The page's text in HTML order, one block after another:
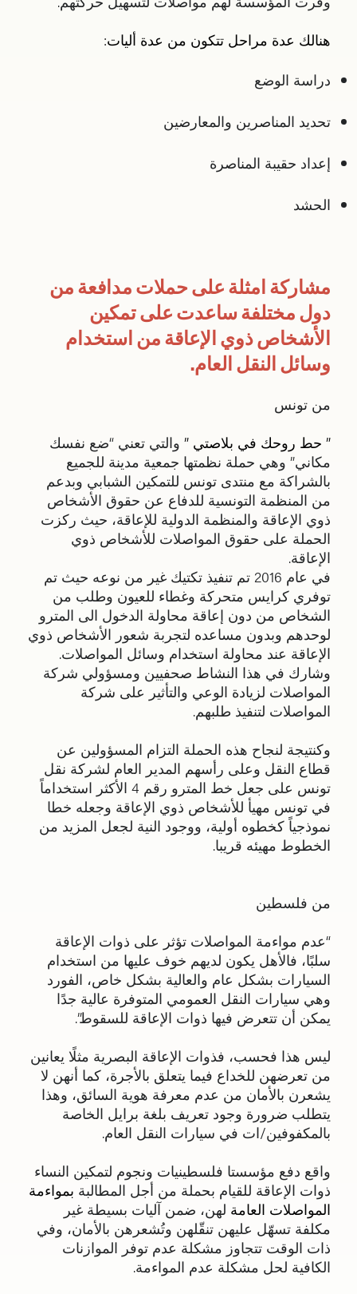
هنالك عدة مراحل تتكون من عدة أليات:
دراسة الوضع
تحديد المناصرين والمعارضين
إعداد حقيبة المناصرة
الحشد
مشاركة امثلة على حملات مدافعة من
دول مختلفة ساعدت على تمكين
الأشخاص ذوي الإعاقة من استخدام
وسائل النقل العام.
من تونس
” حط روحك في بلاصتي ” والتي تعني “ضع نفسك
مكاني” وهي حملة نظمتها جمعية مدينة للجميع
بالشراكة مع منتدى تونس للتمكين الشبابي وبدعم
من المنظمة التونسية للدفاع عن حقوق الأشخاص
ذوي الإعاقة والمنظمة الدولية للإعاقة، حيث ركزت
الحملة على حقوق المواصلات للأشخاص ذوي
الإعاقة.
في عام 2016 تم تنفيذ تكتيك غير من نوعه حيث تم
توفري كرايس متحركة وغطاء للعيون وطلب من
الشخاص من دون إعاقة محاولة الدخول الى المترو
لوحدهم وبدون مساعده لتجربة شعور الأشخاص ذوي
الإعاقة عند محاولة استخدام وسائل المواصلات.
وشارك في هذا النشاط صحفيين ومسؤولي شركة
المواصلات لزيادة الوعي والتأثير على شركة
المواصلات لتنفيذ طلبهم.
وكنتيجة لنجاح هذه الحملة التزام المسؤولين عن
قطاع النقل وعلى رأسهم المدير العام لشركة نقل
تونس على جعل خط المترو رقم 4 الأكثر استخداماً
في تونس مهيأ للأشخاص ذوي الإعاقة وجعله خطا
نموذجياً كخطوه أولية، ووجود النية لجعل المزيد من
الخطوط مهيئه قريبا.
من فلسطين
“عدم مواءمة المواصلات تؤثر على ذوات الإعاقة
سلبًا، فالأهل يكون لديهم خوف عليها من استخدام
السيارات بشكل عام والعالية بشكل خاص، الفورد
وهي سيارات النقل العمومي المتوفرة عالية جدًا
يمكن أن تتعرض فيها ذوات الإعاقة للسقوط”.
ليس هذا فحسب، فذوات الإعاقة البصرية مثلًا يعانين
من تعرضهن للخداع فيما يتعلق بالأجرة، كما أنهن لا
يشعرن بالأمان من عدم معرفة هوية السائق، وهذا
يتطلب ضرورة وجود تعريف بلغة برايل الخاصة
بالمكفوفين/ات في سيارات النقل العام.
واقع دفع مؤسستا فلسطينيات ونجوم لتمكين النساء
ذوات الإعاقة للقيام بحملة من أجل المطالبة بمواءمة
المواصلات العامة لهن، ضمن آليات بسيطة غير
مكلفة تسهّل عليهن تنقّلهن وتُشعرهن بالأمان، وفي
ذات الوقت تتجاوز مشكلة عدم توفر الموازنات
الكافية لحل مشكلة عدم المواءمة.